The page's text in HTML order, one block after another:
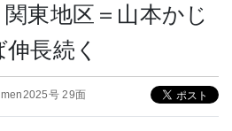
東地区＝山本かじ
長続く
号 29面